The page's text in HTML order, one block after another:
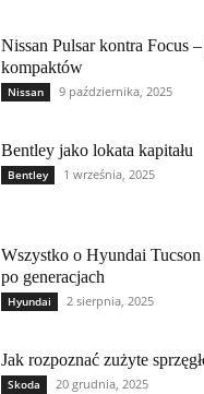
Nissan Pulsar kontra Focus
kompaktów
Nissan 9 października, 2025
Bentley jako lokata kapitału
Bentley 1 września, 2025
Wszystko o Hyundai
po generacjach
Hyundai 2 sierpnia, 2025
Jak rozpoznać zużyte
Skoda 20 grudnia, 2025